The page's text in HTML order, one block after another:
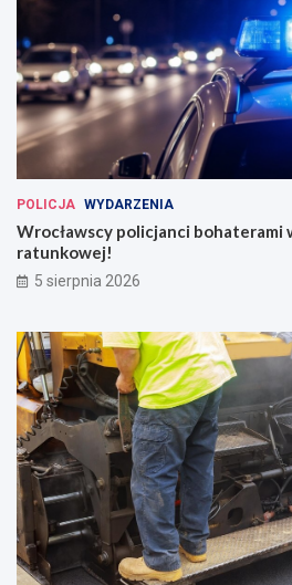
POLICJA WYDARZENIA
Wrocławscy policjanci bohaterami
ratunkowej!
5 sierpnia 2026